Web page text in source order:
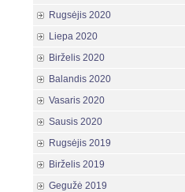
Rugsėjis 2020
Liepa 2020
Birželis 2020
Balandis 2020
Vasaris 2020
Sausis 2020
Rugsėjis 2019
Birželis 2019
Gegužė 2019